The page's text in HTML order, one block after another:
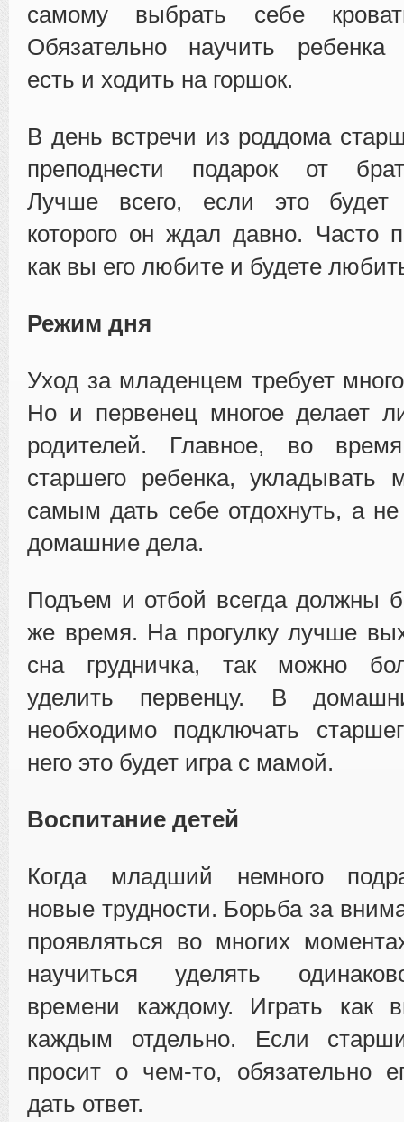
самому выбрать себе
Обязательно научить ребенка
есть и ходить на горшок.
В день встречи из роддома
преподнести подарок от
Лучше всего, если это будет
которого он ждал давно. Часто
как вы его любите и будете
Режим дня
Уход за младенцем требует
Но и первенец многое делает
родителей. Главное, во
старшего ребенка, укладывать
самым дать себе отдохнуть, а
домашние дела.
Подъем и отбой всегда должны
же время. На прогулку лучше
сна грудничка, так можно
уделить первенцу. В
необходимо подключать
него это будет игра с мамой.
Воспитание детей
Когда младший немного
новые трудности. Борьба за
проявляться во многих
научиться уделять
времени каждому. Играть как
каждым отдельно. Если
просит о чем-то, обязательно
дать ответ.